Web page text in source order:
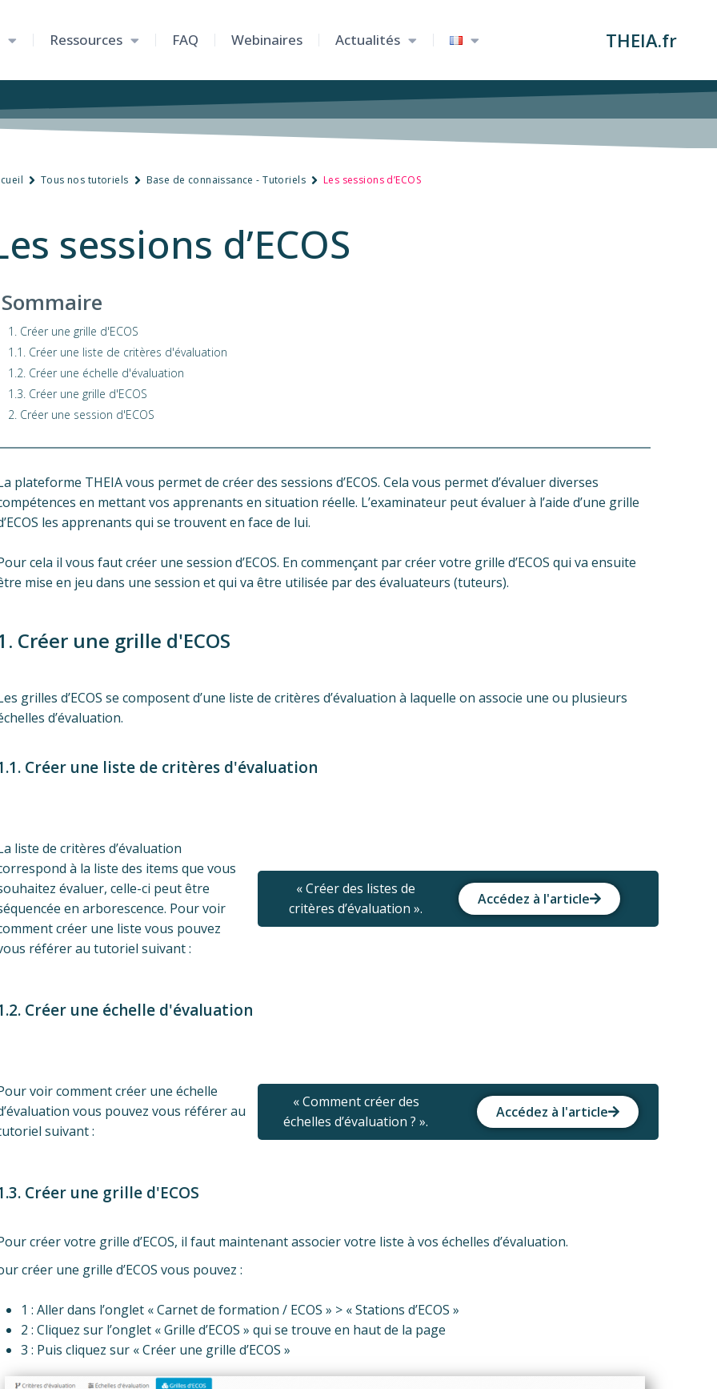
Ressources FAQ Webinaires Actualités THEIA.fr
Tous nos tutoriels Base de connaissance - Tutoriels Les sessions d’ECOS
sessions d’ECOS
Sommaire
1. Créer une grille d'ECOS
1.1. Créer une liste de critères d'évaluation
1.2. Créer une échelle d'évaluation
1.3. Créer une grille d'ECOS
2. Créer une session d'ECOS
plateforme THEIA vous permet de créer des sessions d’ECOS. Cela vous permet d’évaluer diverses
en mettant vos apprenants en situation réelle. L’examinateur peut évaluer à l’aide d’une grille
les apprenants qui se trouvent en face de lui.
cela il vous faut créer une session d’ECOS. En commençant par créer votre grille d’ECOS qui va ensuite
mise en jeu dans une session et qui va être utilisée par des évaluateurs (tuteurs).
Créer une grille d'ECOS
grilles d’ECOS se composent d’une liste de critères d’évaluation à laquelle on associe une ou plusieurs
d’évaluation.
Créer une liste de critères d'évaluation
liste de critères d’évaluation
à la liste des items que vous
évaluer, celle-ci peut être
en arborescence. Pour voir
créer une liste vous pouvez
référer au tutoriel suivant :
« Créer des listes de
critères d’évaluation ».
Accédez à l'article
Créer une échelle d'évaluation
voir comment créer une échelle
vous pouvez vous référer au
suivant :
« Comment créer des
échelles d’évaluation ? ».
Accédez à l'article
Créer une grille d'ECOS
créer votre grille d’ECOS, il faut maintenant associer votre liste à vos échelles d’évaluation.
créer une grille d’ECOS vous pouvez :
1 : Aller dans l’onglet « Carnet de formation / ECOS » > « Stations d’ECOS »
2 : Cliquez sur l’onglet « Grille d’ECOS » qui se trouve en haut de la page
3 : Puis cliquez sur « Créer une grille d’ECOS »